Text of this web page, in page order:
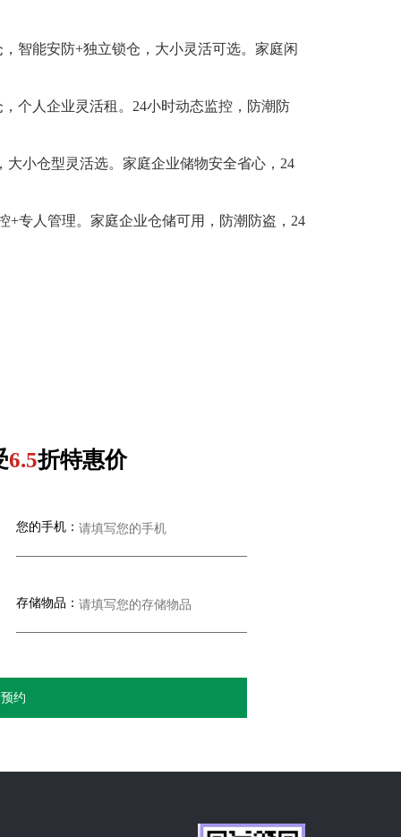
智能安防+独立锁仓，大小灵活可选。家庭闲
个人企业灵活租。24小时动态监控，防潮防
小仓型灵活选。家庭企业储物安全省心，24
+专人管理。家庭企业仓储可用，防潮防盗，24
6.5折特惠价
您的手机：
存储物品：
约